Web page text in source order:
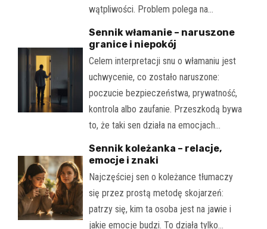
wątpliwości. Problem polega na…
Sennik włamanie – naruszone
granice i niepokój
Celem interpretacji snu o włamaniu jest
uchwycenie, co zostało naruszone:
poczucie bezpieczeństwa, prywatność,
kontrola albo zaufanie. Przeszkodą bywa
to, że taki sen działa na emocjach…
Sennik koleżanka – relacje,
emocje i znaki
Najczęściej sen o koleżance tłumaczy
się przez prostą metodę skojarzeń:
patrzy się, kim ta osoba jest na jawie i
jakie emocje budzi. To działa tylko…